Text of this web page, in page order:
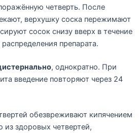
четверть. После
верхушку соска пережимают
сосок снизу вверх в течение
препарата.
, однократно. При
введение повторяют через 24
обезвреживают кипячением
здоровых четвертей,